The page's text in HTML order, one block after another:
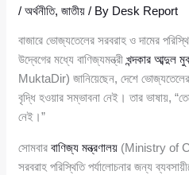
/অর্থনীতি,জাতীয় / By Desk Report
বাজারে ভোজ্যতেলের সরবরাহ ও দামের
উদ্বেগের মধ্যে বাণিজ্যমন্ত্রীখন্দকার আব্দুল
MuktaDir) জানিয়েছেন, দেশে
বৃদ্ধি হওয়ার সম্ভাবনা নেই। তার ভাষায়,
নেই।”
সোমবারবাণিজ্য মন্ত্রণালয় (Ministry of
সরবরাহ পরিস্থিতি পর্যালোচনার জন্য